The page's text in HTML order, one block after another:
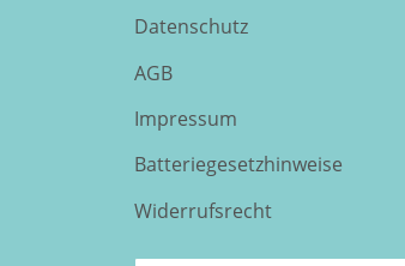
Datenschutz
AGB
Impressum
Batteriegesetzhinweise
Widerrufsrecht